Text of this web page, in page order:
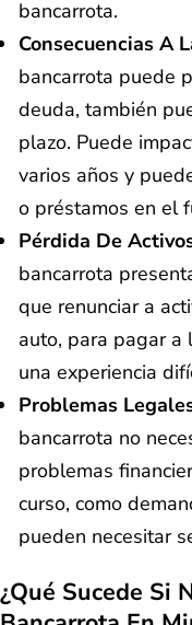
bancarrota.
Consecuencias A
bancarrota puede
deuda, también
plazo. Puede
varios años y
o préstamos en el
Pérdida De
bancarrota
que renunciar a
auto, para pagar a
una experiencia
Problemas
bancarrota no
problemas
curso, como
pueden necesitar
¿Qué Sucede Si